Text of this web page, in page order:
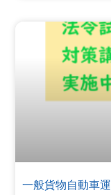
一般貨物自動車